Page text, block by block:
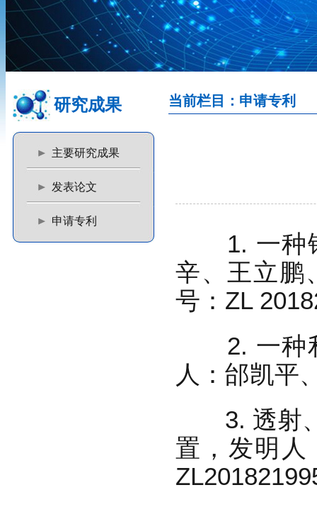
研究成果
主要研究成果
发表论文
申请专利
当前栏目：申请专利
1. 一种钙
辛、王立鹏
号：ZL
2. 一种利
人：邰凯平
3. 透射、
置，发明人